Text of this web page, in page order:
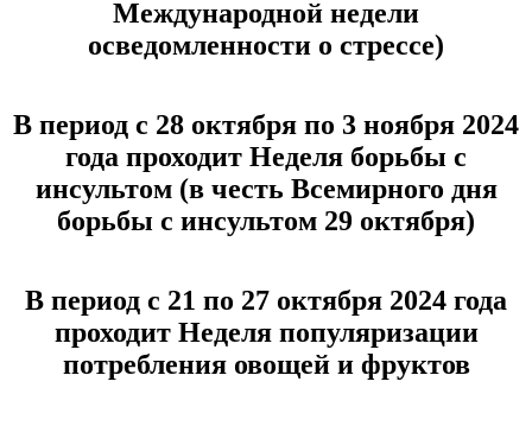
Международной недели
осведомленности о стрессе)
В период с 28 октября по 3 ноября 2024
года проходит Неделя борьбы с
инсультом (в честь Всемирного дня
борьбы с инсультом 29 октября)
В период с 21 по 27 октября 2024 года
проходит Неделя популяризации
потребления овощей и фруктов